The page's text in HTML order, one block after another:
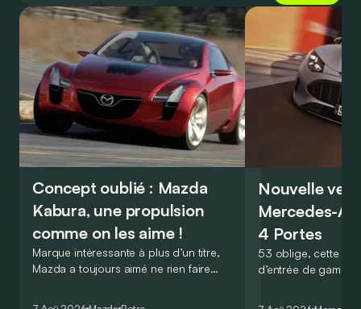
Concept oublié : Mazda
Kabura, une propulsion
comme on les aime !
Marque intéressante à plus d’un titre,
Mazda a toujours aimé ne rien faire
Nouvelle
Mercedes-
4 Portes
53 oblige, cette
d’entrée de